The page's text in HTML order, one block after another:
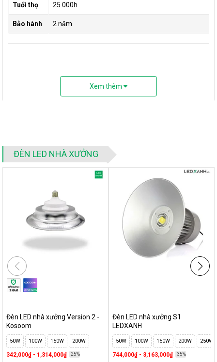
Tuổi thọ 25.000h
Bảo hành 2 năm
Xem thêm
ĐÈN LED NHÀ XƯỞNG
Đèn LED nhà xưởng Version 2 -
Kosoom
50W 100W 150W 200W
342,000₫ - 1,314,000₫ -25%
Đèn LED nhà xưởng S1
LEDXANH
50W 100W 150W 200W 250W
744,000₫ - 3,163,000₫ -35%